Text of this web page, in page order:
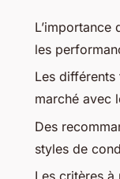
les
Les
marché avec
Des
styles de